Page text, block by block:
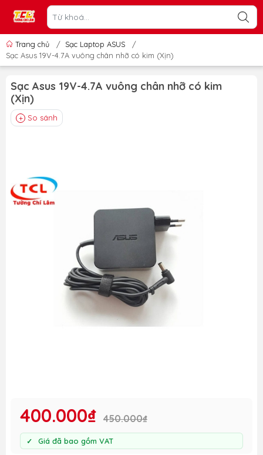
Trang chủ / Sạc Laptop ASUS
/
Sạc Asus 19V-4.7A vuông chân nhỡ có kim (Xịn)
Sạc Asus 19V-4.7A vuông chân nhỡ có kim
(Xịn)
So sánh
400.000₫ 450.000₫
Giá đã bao gồm VAT